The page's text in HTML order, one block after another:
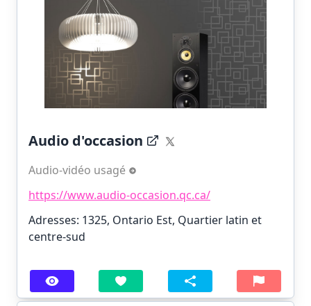
Audio d'occasion
Audio-vidéo usagé
https://www.audio-occasion.qc.ca/
Adresses: 1325, Ontario Est, Quartier latin et
centre-sud